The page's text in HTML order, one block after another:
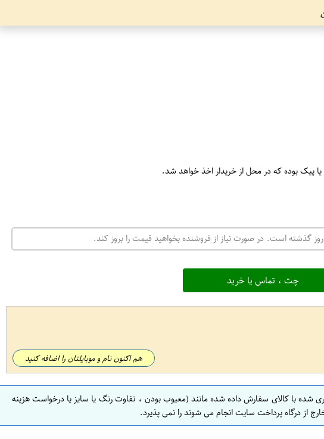
پیک بوده که در محل از خریدار اخذ خواهد شد.
روز گذشته است. در صورت نیاز از فروشنده بخواهید قیمت را بروز کند.
چت ، تماس یا خرید
هم اکنون نام و موبایلتان را اضافه کنید
شده با کالای سفارش داده شده مانند (معیوب بودن ، تفاوت رنگ یا سایز یا درخواست هزینه
از درگاه پرداخت سایت انجام می شوند را نمی پذیرد.